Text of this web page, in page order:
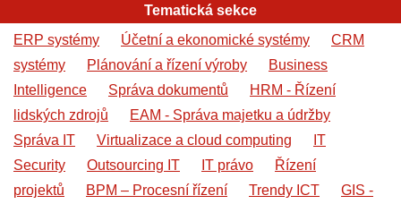
Tematická sekce
ERP systémy
Účetní a ekonomické systémy
CRM
systémy
Plánování a řízení výroby
Business
Intelligence
Správa dokumentů
HRM - Řízení
lidských zdrojů
EAM - Správa majetku a údržby
Správa IT
Virtualizace a cloud computing
IT
Security
Outsourcing IT IT právo
Řízení
projektů
BPM – Procesní řízení Trendy ICT
GIS -